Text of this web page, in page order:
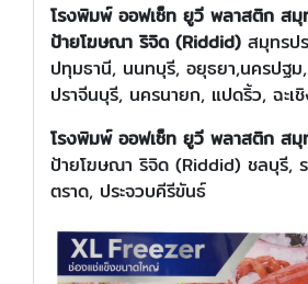
โรงพิมพ์ ออฟเซ็ท ยูวี พลาสติก สมุ
ป้ายโฆษณา ริจิด (Riddid) สมุทรป
ปทุมธานี, นนทบุรี, อยุธยา,นครปฐม,
ปราจีนบุรี, นครนายก, แปดริ้ว, ฉะเ
โรงพิมพ์ ออฟเซ็ท ยูวี พลาสติก สมุ
ป้ายโฆษณา ริจิด (Riddid) ชลบุรี,
ตราด, ประจวบคีรีขันธ์